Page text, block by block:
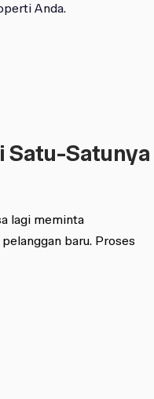
Anda.
Satu-Satunya
lagi meminta
baru. Proses